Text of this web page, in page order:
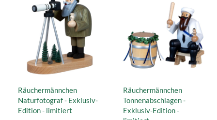
Räuchermännchen
Naturfotograf - Exklusiv-
Edition - limitiert
Räuchermännchen
Tonnenabschlagen -
Exklusiv-Edition -